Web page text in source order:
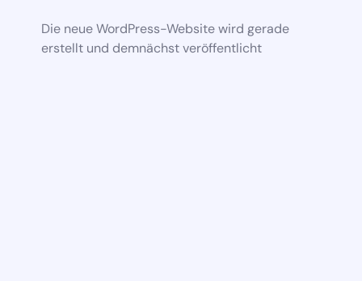
Die neue WordPress-Website wird gerade
erstellt und demnächst veröffentlicht